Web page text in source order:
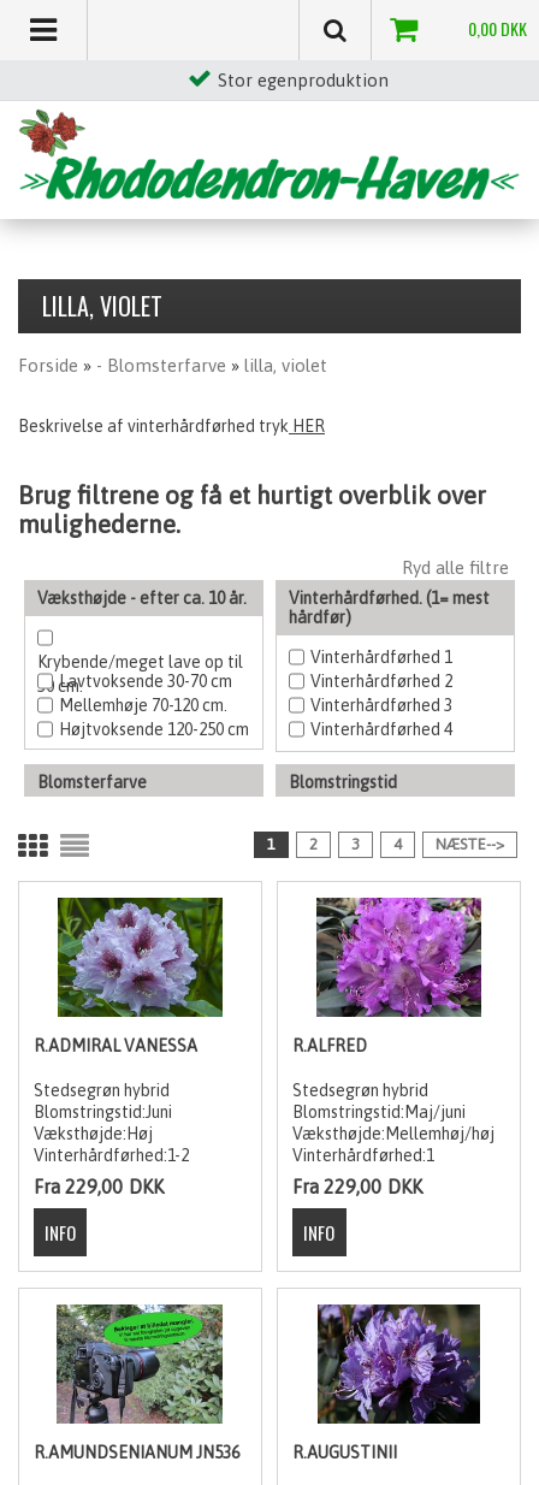
Egen special gødning
0,00DKK
LILLA, VIOLET
Forside » - Blomsterfarve » lilla, violet
Beskrivelse af vinterhårdførhed tryk HER
Brug filtrene og få et hurtigt overblik over
mulighederne.
Ryd alle filtre
Væksthøjde - efter ca. 10 år.
Krybende/meget lave op til
30 cm.Lavtvoksende 30-70 cm
Mellemhøje 70-120 cm.
Højtvoksende 120-250 cm
Vinterhårdførhed. (1= mest
hårdfør)
Vinterhårdførhed 1
Vinterhårdførhed 2
Vinterhårdførhed 3
Vinterhårdførhed 4
Blomsterfarve
Rød, orange
Sart lyserød, pink
Blomstringstid
Hovedblomstring
Løvstruktur
Stedsegrøn
Delvis stedsegrøn
Løvfældende
Opdeling
Vildart
Hybrid/krydsning
1 2 3 4 NÆSTE-->
R.ADMIRAL VANESSA
Stedsegrøn hybrid
Blomstringstid:Juni
Væksthøjde:Høj
Vinterhårdførhed:1-2
Fra 229,00 DKK
R.ALFRED
Stedsegrøn hybrid
Blomstringstid:Maj/juni
Væksthøjde:Mellemhøj/høj
Vinterhårdførhed:1
Fra 229,00 DKK
R.AMUNDSENIANUM JN536 R.AUGUSTINII